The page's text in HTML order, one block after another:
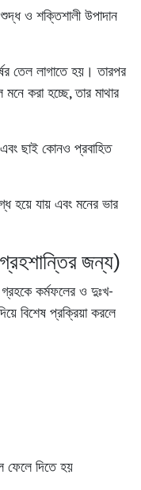
ও শক্তিশালী উপাদান
তেল লাগাতে হয়। তারপর
করা হচ্ছে, তার মাথার
ছাই কোনও প্রবাহিত
হয়ে যায় এবং মনের ভার
জন্য)
গ্রহকে কর্মফলের ও দুঃখ-
বিশেষ প্রক্রিয়া করলে
ফেলে দিতে হয়